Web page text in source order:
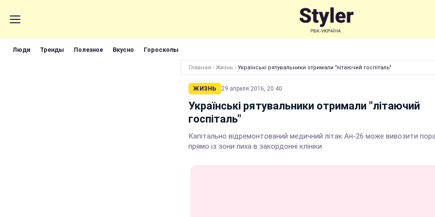
Люди Тренды Полезное Вкусно Гороскопы
Главная › Жизнь › Українські рятувальники отримали "літаючий госпіталь"
ЖИЗНЬ 29 апреля 2016, 20:40
Українські рятувальники отримали "літаючий
госпіталь"
Капітально відремонтований медичний літак Ан-26 може вивозити
прямо із зони лиха в закордонні клініки